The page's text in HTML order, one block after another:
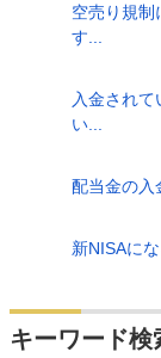
空売り規制
す...
入金され
い...
配当金の入
新NISAに
キーワード検